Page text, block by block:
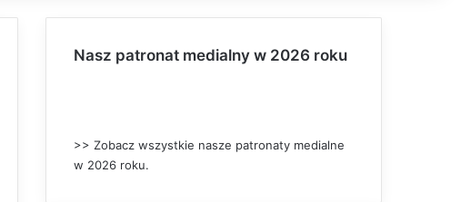
Nasz patronat medialny w 2026 roku
>> Zobacz wszystkie nasze patronaty medialne
w 2026 roku.